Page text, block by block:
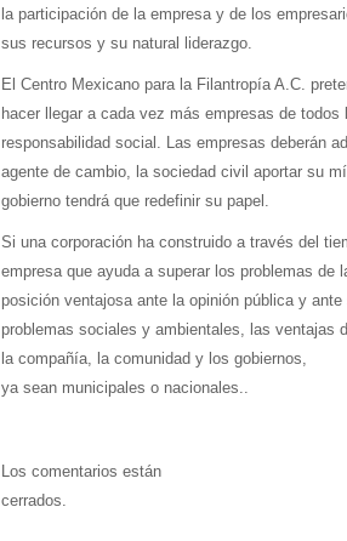
la participación de la empresa y de los
sus recursos y su natural liderazgo.
El Centro Mexicano para la Filantropía A.C.
hacer llegar a cada vez más empresas de
responsabilidad social. Las empresas deberán
agente de cambio, la sociedad civil aportar su
gobierno tendrá que redefinir su papel.
Si una corporación ha construido a través del
empresa que ayuda a superar los problemas
posición ventajosa ante la opinión pública y
problemas sociales y ambientales, las ventajas
la compañía, la comunidad y los gobiernos,
ya sean municipales o nacionales..
Los comentarios están
cerrados.